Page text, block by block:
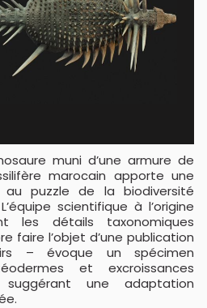
marocain apporte une
au puzzle de la biodiversité
scientifique à l’origine
les détails taxonomiques
faire l’objet d’une publication
– évoque un spécimen
et excroissances
suggérant une adaptation